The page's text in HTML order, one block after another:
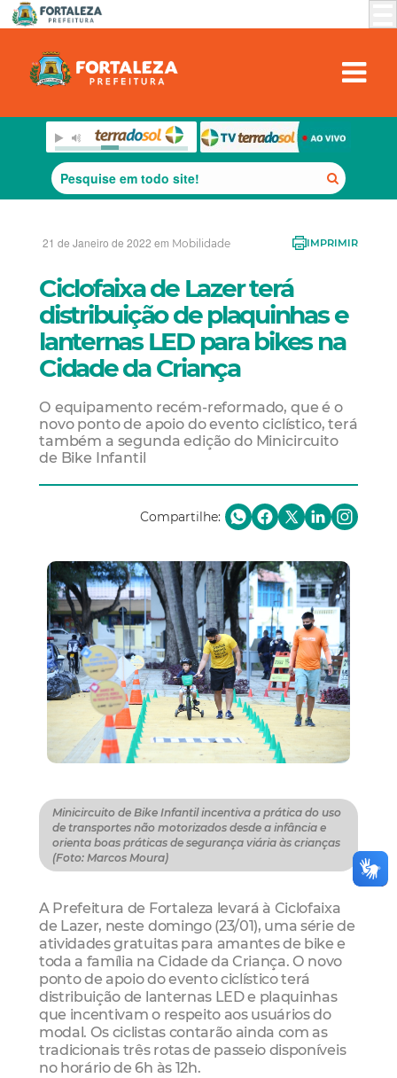
21 de Janeiro de 2022 em Mobilidade IMPRIMIR
Ciclofaixa de Lazer terá
distribuição de plaquinhas e
lanternas LED para bikes na
Cidade da Criança
O equipamento recém-reformado, que é o
novo ponto de apoio do evento ciclístico, terá
também a segunda edição do Minicircuito
de Bike Infantil
Compartilhe:
Minicircuito de Bike Infantil incentiva a prática do uso
de transportes não motorizados desde a infância e
orienta boas práticas de segurança viária às crianças
(Foto: Marcos Moura)
A Prefeitura de Fortaleza levará à Ciclofaixa
de Lazer, neste domingo (23/01), uma série de
atividades gratuitas para amantes de bike e
toda a família na Cidade da Criança. O novo
ponto de apoio do evento ciclístico terá
distribuição de lanternas LED e plaquinhas
que incentivam o respeito aos usuários do
modal. Os ciclistas contarão ainda com as
tradicionais três rotas de passeio disponíveis
no horário de 6h às 12h.